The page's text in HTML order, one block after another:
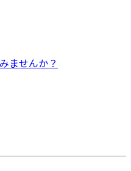
ませんか？